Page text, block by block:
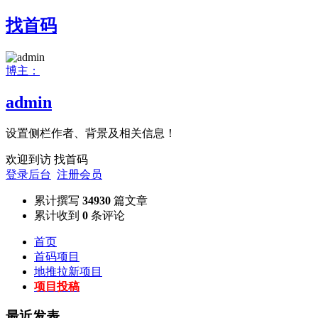
找首码
博主：
admin
设置侧栏作者、背景及相关信息！
欢迎到访 找首码
登录后台 注册会员
累计撰写 34930 篇文章
累计收到 0 条评论
首页
首码项目
地推拉新项目
项目投稿